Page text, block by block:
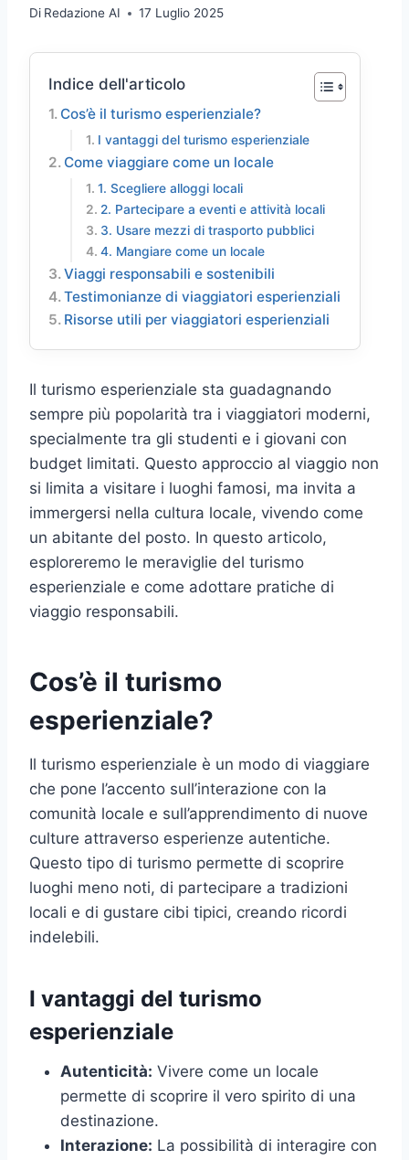
Di Redazione AI 17 Luglio 2025
Indice dell'articolo
Cos’è il turismo esperienziale?
I vantaggi del turismo esperienziale
Come viaggiare come un locale
1. Scegliere alloggi locali
2. Partecipare a eventi e attività locali
3. Usare mezzi di trasporto pubblici
4. Mangiare come un locale
Viaggi responsabili e sostenibili
Testimonianze di viaggiatori esperienziali
Risorse utili per viaggiatori esperienziali
Il turismo esperienziale sta guadagnando
sempre più popolarità tra i viaggiatori moderni,
specialmente tra gli studenti e i giovani con
budget limitati. Questo approccio al viaggio non
si limita a visitare i luoghi famosi, ma invita a
immergersi nella cultura locale, vivendo come
un abitante del posto. In questo articolo,
esploreremo le meraviglie del turismo
esperienziale e come adottare pratiche di
viaggio responsabili.
Cos’è il turismo
esperienziale?
Il turismo esperienziale è un modo di viaggiare
che pone l’accento sull’interazione con la
comunità locale e sull’apprendimento di nuove
culture attraverso esperienze autentiche.
Questo tipo di turismo permette di scoprire
luoghi meno noti, di partecipare a tradizioni
locali e di gustare cibi tipici, creando ricordi
indelebili.
I vantaggi del turismo
esperienziale
Autenticità: Vivere come un locale
permette di scoprire il vero spirito di una
destinazione.
Interazione: La possibilità di interagire con